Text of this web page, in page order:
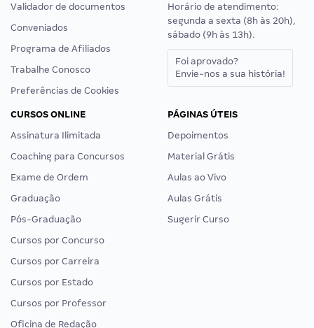
Validador de documentos
Conveniados
Programa de Afiliados
Trabalhe Conosco
Preferências de Cookies
Horário de atendimento:
segunda a sexta (8h às 20h),
sábado (9h às 13h).
Foi aprovado?
Envie-nos a sua história!
CURSOS ONLINE
Assinatura Ilimitada
Coaching para Concursos
Exame de Ordem
Graduação
Pós-Graduação
Cursos por Concurso
Cursos por Carreira
Cursos por Estado
Cursos por Professor
Oficina de Redação
PÁGINAS ÚTEIS
Depoimentos
Material Grátis
Aulas ao Vivo
Aulas Grátis
Sugerir Curso